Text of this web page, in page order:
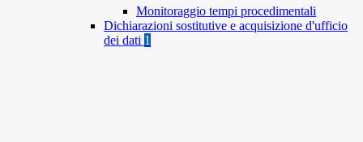
Monitoraggio tempi procedimentali
Dichiarazioni sostitutive e acquisizione d'ufficio
dei dati 1